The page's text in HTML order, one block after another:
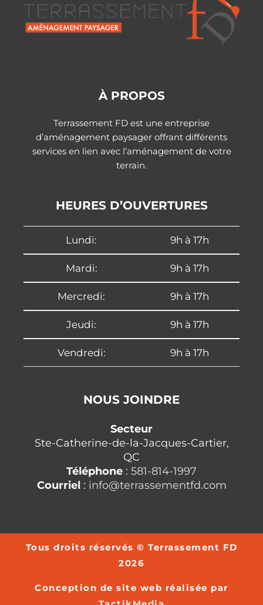
À PROPOS
Terrassement FD est une entreprise
d’aménagement paysager offrant différents
services en lien avec l’aménagement de votre
terrain.
HEURES D’OUVERTURES
Lundi: 9h à 17h
Mardi: 9h à 17h
Mercredi: 9h à 17h
Jeudi: 9h à 17h
Vendredi: 9h à 17h
NOUS JOINDRE
Secteur
Ste-Catherine-de-la-Jacques-Cartier,
QC
Téléphone : 581-814-1997
Courriel : info@terrassementfd.com
Tous droits réservés © Terrassement FD
2026
Conception de site web réalisée par